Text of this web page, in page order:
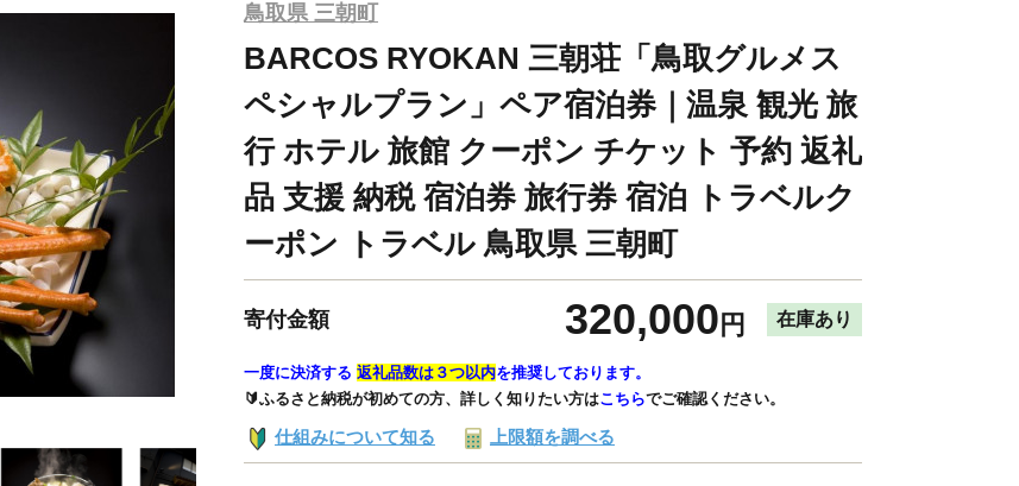
鳥取県 三朝町
BARCOS RYOKAN 三朝荘「鳥取グルメス
ペシャルプラン」ペア宿泊券｜温泉 観光 旅
行 ホテル 旅館 クーポン チケット 予約 返礼
品 支援 納税 宿泊券 旅行券 宿泊 トラベルク
ーポン トラベル 鳥取県 三朝町
寄付金額 320,000 円 在庫あり
一度に決済する 返礼品数は３つ以内を推奨しております。
🔰ふるさと納税が初めての方、詳しく知りたい方はこちらでご確認ください。
仕組みについて知る 上限額を調べる